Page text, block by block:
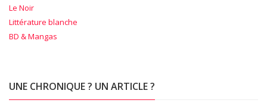
Le Noir
Littérature blanche
BD & Mangas
UNE CHRONIQUE ? UN ARTICLE ?